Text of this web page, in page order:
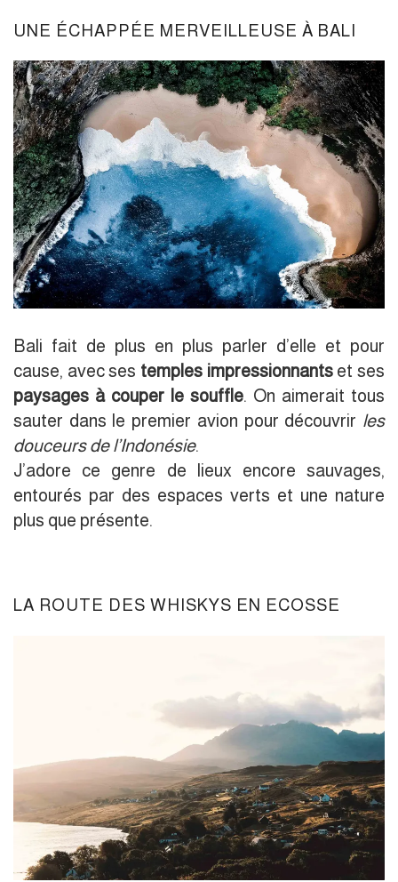
UNE ÉCHAPPÉE MERVEILLEUSE À BALI
Bali fait de plus en plus parler d’elle et pour
cause, avec ses temples impressionnantset ses
paysages à couper le souffle. On aimerait tous
sauter dans le premier avion pour découvrir les
douceurs de l’Indonésie.
J’adore ce genre de lieux encore sauvages,
entourés par des espaces verts et une nature
plus que présente.
LA ROUTE DES WHISKYS EN ECOSSE